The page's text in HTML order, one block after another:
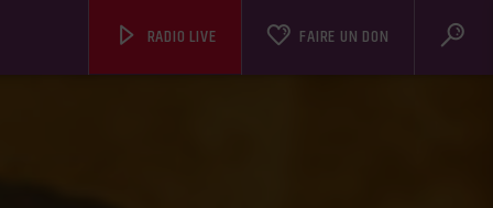
FAIRE UN DON
RADIO LIVE